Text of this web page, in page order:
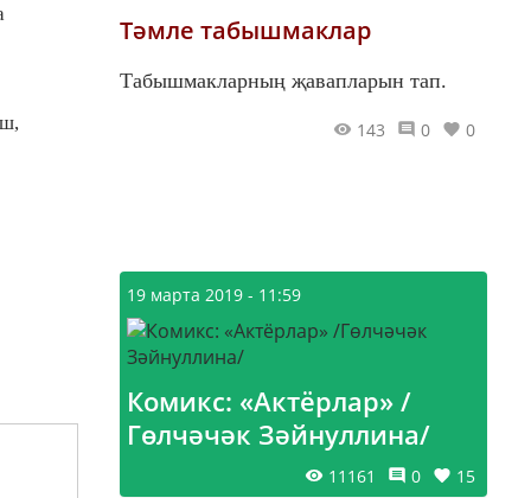
Тәмле табышмаклар
Табышмакларның җавапларын тап.
143 0 0
19 марта 2019 - 11:59
Комикс: «Актёрлар» /
Гөлчәчәк Зәйнуллина/
11161 0 15